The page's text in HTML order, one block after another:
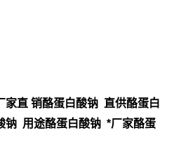
直 销酪蛋白酸钠 直供酪蛋白
钠 用途酪蛋白酸钠 *厂家酪蛋